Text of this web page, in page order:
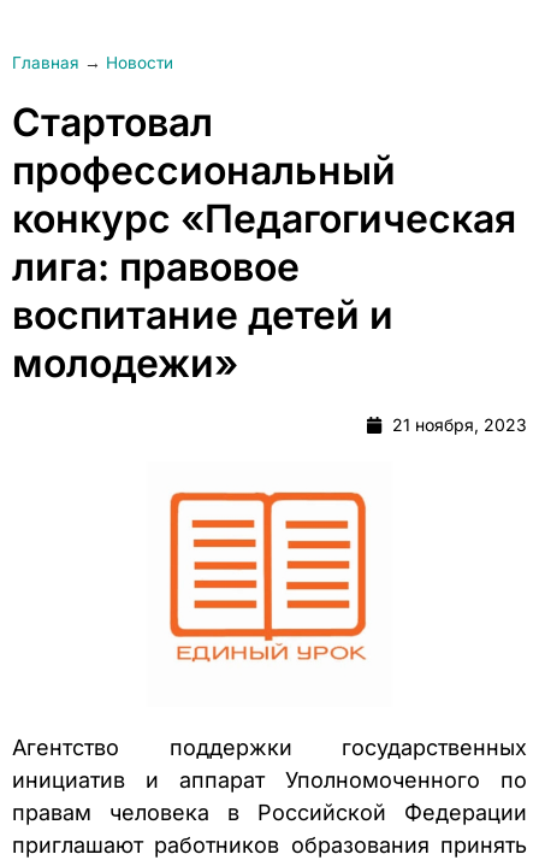
Главная → Новости
Стартовал
профессиональный
конкурс «Педагогическая
лига: правовое
воспитание детей и
молодежи»
21 ноября, 2023
Агентство поддержки государственных
инициатив и аппарат Уполномоченного по
правам человека в Российской Федерации
приглашают работников образования принять